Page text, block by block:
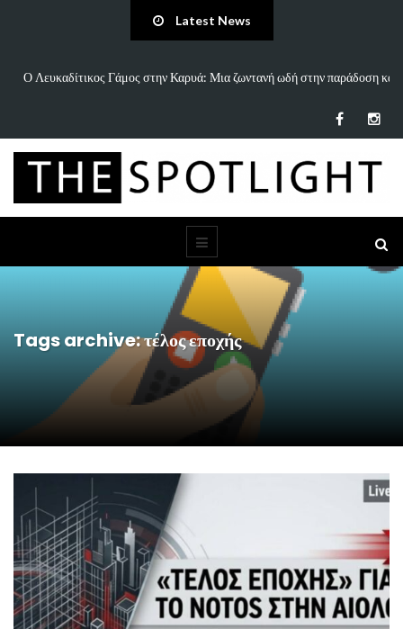
Latest News
Ο Λευκαδίτικος Γάμος στην Καρυά: Μια ζωντανή ωδή στην παράδοση και
Tags archive: τέλος εποχής